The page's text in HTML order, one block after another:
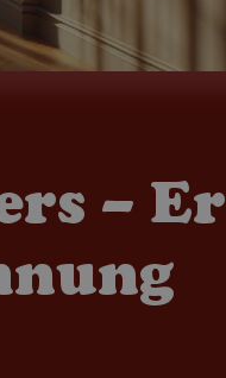
– Er